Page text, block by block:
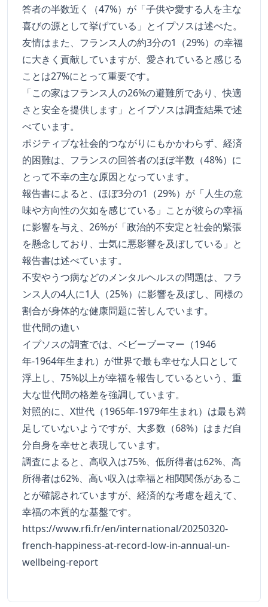
答者の半数近く（47%）が「子供や愛する人を主な
喜びの源として挙げている」とイプソスは述べた。
友情はまた、フランス人の約3分の1（29%）の幸福
に大きく貢献していますが、愛されていると感じる
ことは27%にとって重要です。
「この家はフランス人の26%の避難所であり、快適
さと安全を提供します」とイプソスは調査結果で述
べています。
ポジティブな社会的つながりにもかかわらず、経済
的困難は、フランスの回答者のほぼ半数（48%）に
とって不幸の主な原因となっています。
報告書によると、ほぼ3分の1（29%）が「人生の意
味や方向性の欠如を感じている」ことが彼らの幸福
に影響を与え、26%が「政治的不安定と社会的緊張
を懸念しており、士気に悪影響を及ぼしている」と
報告書は述べています。
不安やうつ病などのメンタルヘルスの問題は、フラ
ンス人の4人に1人（25%）に影響を及ぼし、同様の
割合が身体的な健康問題に苦しんでいます。
世代間の違い
イプソスの調査では、ベビーブーマー（1946
年-1964年生まれ）が世界で最も幸せな人口として
浮上し、75%以上が幸福を報告しているという、重
大な世代間の格差を強調しています。
対照的に、X世代（1965年-1979年生まれ）は最も満
足していないようですが、大多数（68%）はまだ自
分自身を幸せと表現しています。
調査によると、高収入は75%、低所得者は62%、高
所得者は62%、高い収入は幸福と相関関係があるこ
とが確認されていますが、経済的な考慮を超えて、
幸福の本質的な基盤です。
https://www.rfi.fr/en/international/20250320-
french-happiness-at-record-low-in-annual-un-
wellbeing-report